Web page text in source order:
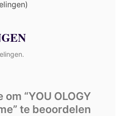
“YOU OLOGY
te beoordelen